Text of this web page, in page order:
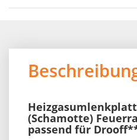
(Schamotte)
passend für